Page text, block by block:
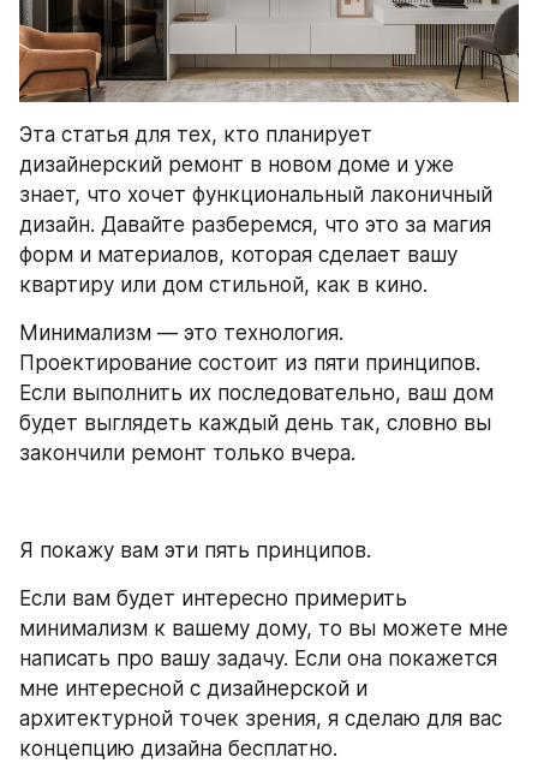
Эта статья для тех, кто планирует
дизайнерский ремонт в новом доме и уже
знает, что хочет функциональный лаконичный
дизайн. Давайте разберемся, что это за магия
форм и материалов, которая сделает вашу
квартиру или дом стильной, как в кино.
Минимализм — это технология.
Проектирование состоит из пяти принципов.
Если выполнить их последовательно, ваш дом
будет выглядеть каждый день так, словно вы
закончили ремонт только вчера.
Я покажу вам эти пять принципов.
Если вам будет интересно примерить
минимализм к вашему дому, то вы можете мне
написать про вашу задачу. Если она покажется
мне интересной с дизайнерской и
архитектурной точек зрения, я сделаю для вас
концепцию дизайна бесплатно.